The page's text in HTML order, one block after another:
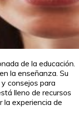
de la educación.
la enseñanza. Su
consejos para
lleno de recursos
la experiencia de